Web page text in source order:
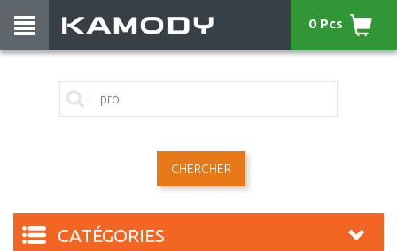
CHERCHER
0 Pcs
CATÉGORIES